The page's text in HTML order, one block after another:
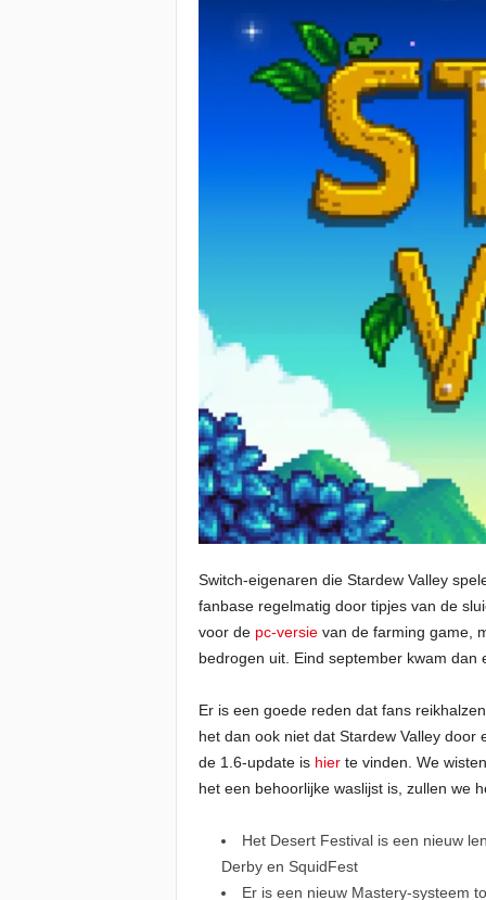
Switch-eigenaren die Stardew Valley
fanbase regelmatig door tipjes van de
voor de pc-versievan de farming game,
bedrogen uit. Eind september kwam dan
Er is een goede reden dat fans
het dan ook niet dat Stardew Valley
de 1.6-update is hierte vinden. We
het een behoorlijke waslijst is, zullen we
Het Desert Festival is een nieuw
Derby en SquidFest
Er is een nieuw Mastery-systeem